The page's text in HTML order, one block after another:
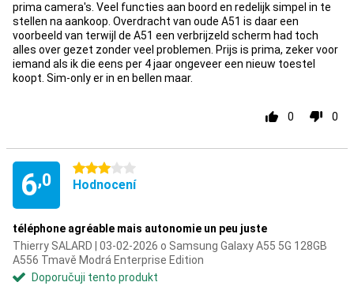
prima camera's. Veel functies aan boord en redelijk simpel in te
stellen na aankoop. Overdracht van oude A51 is daar een
voorbeeld van terwijl de A51 een verbrijzeld scherm had toch
alles over gezet zonder veel problemen. Prijs is prima, zeker voor
iemand als ik die eens per 4 jaar ongeveer een nieuw toestel
koopt. Sim-only er in en bellen maar.
0 0
6,0
3 hvězdičky
Hodnocení
téléphone agréable mais autonomie un peu juste
Thierry SALARD | 03-02-2026 o Samsung Galaxy A55 5G 128GB
A556 Tmavě Modrá Enterprise Edition
Doporučuji tento produkt